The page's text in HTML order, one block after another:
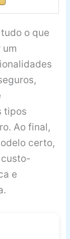
o que
tipos
Ao final,
certo,
e